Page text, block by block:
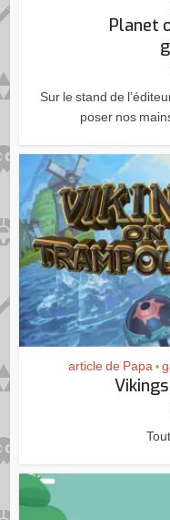
Planet
Sur le stand de
poser nos
article de Papa •